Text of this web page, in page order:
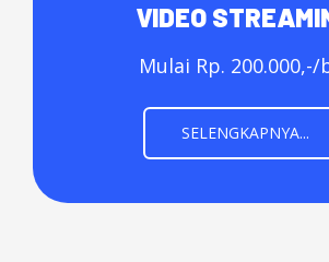
VIDEO
Mulai Rp. 200.000,-/
SELENGKAPNYA...